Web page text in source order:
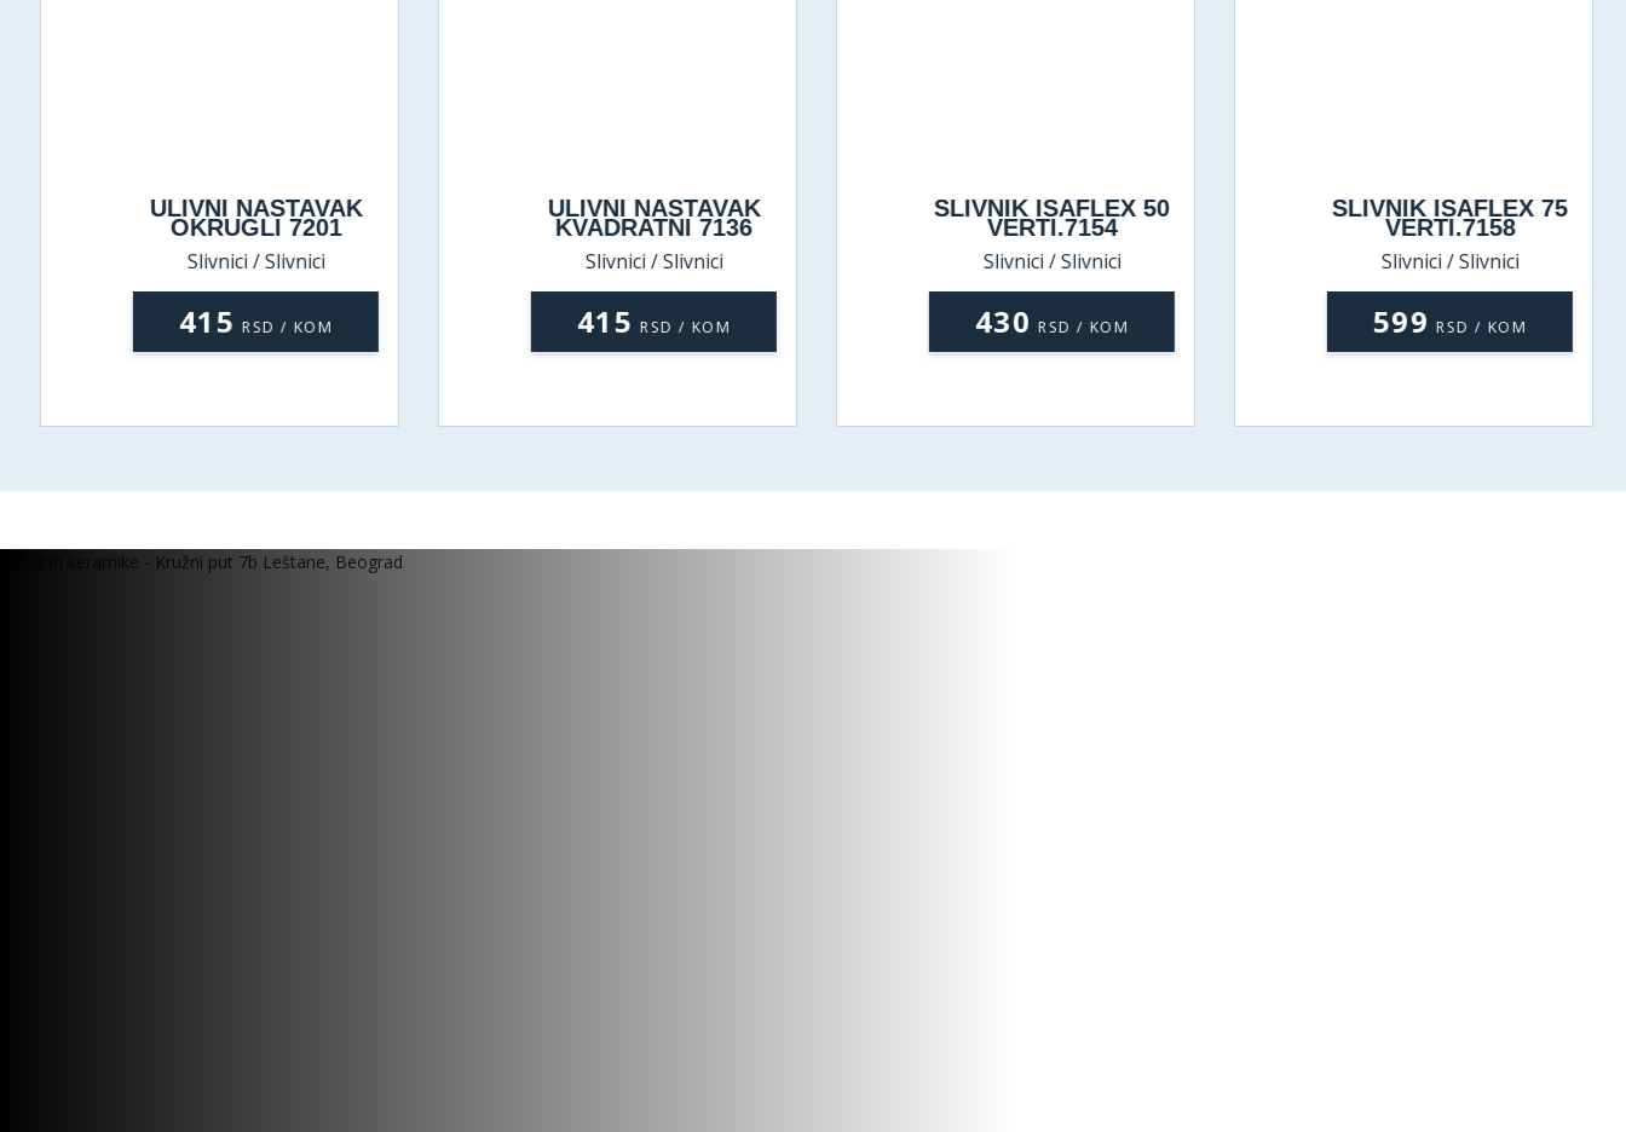
ULIVNI NASTAVAK
OKRUGLI 7201
Slivnici / Slivnici
415 RSD / KOM
ULIVNI NASTAVAK
KVADRATNI 7136
Slivnici / Slivnici
415 RSD / KOM
SLIVNIK ISAFLEX 50
VERTI.7154
Slivnici / Slivnici
430 RSD / KOM
SLIVNIK ISAFLEX 75
VERTI.7158
Slivnici / Slivnici
599 RSD / KOM